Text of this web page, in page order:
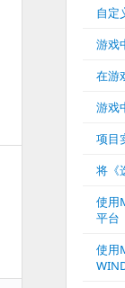
自定
游戏
在游
游戏
项目
将《
使用
平台
使用